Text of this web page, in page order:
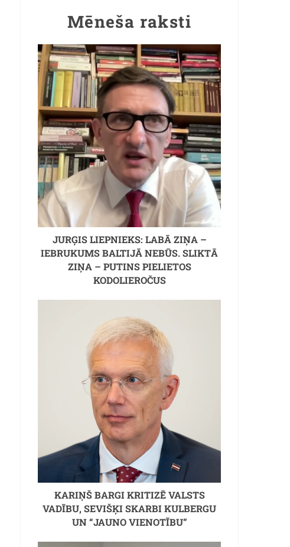
Mēneša raksti
JURĢIS LIEPNIEKS: LABĀ ZIŅA –
IEBRUKUMS BALTIJĀ NEBŪS. SLIKTĀ
ZIŅA – PUTINS PIELIETOS
KODOLIEROČUS
KARIŅŠ BARGI KRITIZĒ VALSTS
VADĪBU, SEVIŠĶI SKARBI KULBERGU
UN “JAUNO VIENOTĪBU”